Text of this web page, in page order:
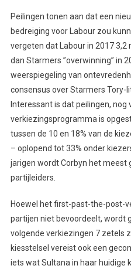
Peilingen tonen aan dat een
bedreiging voor Labour zou
vergeten dat Labour in 2017
dan Starmers ”overwinning” in
weerspiegeling van
consensus over Starmers Tory-
Interessant is dat peilingen, nog
verkiezingsprogramma is
tussen de 10 en 18% van de
– oplopend tot 33% onder
jarigen wordt Corbyn het meest
partijleiders.
Hoewel het first-past-the-post-
partijen niet bevoordeelt, wordt
volgende verkiezingen 7 zetels
kiesstelsel vereist ook een
iets wat Sultana in haar